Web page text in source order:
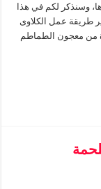
وسنذكر لكم في هذا
طريقة عمل الكلاوى
الطماطم 2 ملعقة كبيرة من معجون الطماطم